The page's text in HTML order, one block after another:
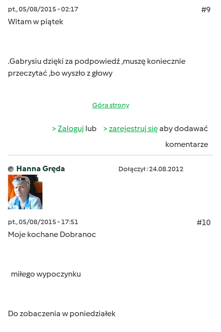
pt., 05/08/2015 - 02:17
#9
Witam w piątek
.Gabrysiu dzięki za podpowiedź ,muszę koniecznie
przeczytać ,bo wyszło z głowy
Góra strony
Zaloguj lub zarejestruj sięaby dodawać
komentarze
Hanna Gręda Dołączył : 24.08.2012
pt., 05/08/2015 - 17:51
#10
Moje kochane Dobranoc
miłego wypoczynku
Do zobaczenia w poniedziałek